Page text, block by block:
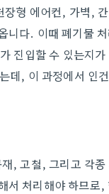
형 에어컨, 가벽,
다. 이때 폐기물
진입할 수 있는지
데, 이 과정에서 인
, 고철, 그리고 각
처리해야 하므로